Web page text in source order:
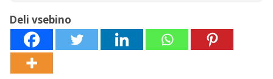
Deli vsebino